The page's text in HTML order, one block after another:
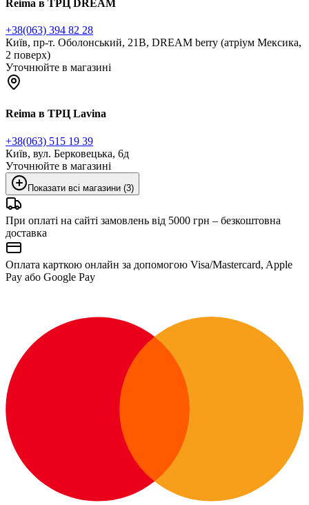
Reima в ТРЦ DREAM
+38(063) 394 82 28
Київ, пр-т. Оболонський, 21В, DREAM berry (атріум Мексика,
2 поверх)
Уточнюйте в магазині
Reima в ТРЦ Lavina
+38(063) 515 19 39
Київ, вул. Берковецька, 6д
Уточнюйте в магазині
Показати всі магазини (3)
При оплаті на сайті замовлень від 5000 грн – безкоштовна
доставка
Оплата карткою онлайн за допомогою Visa/Mastercard, Apple
Pay або Google Pay